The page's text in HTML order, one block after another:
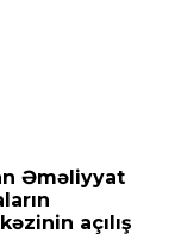
Əməliyyat
açılış